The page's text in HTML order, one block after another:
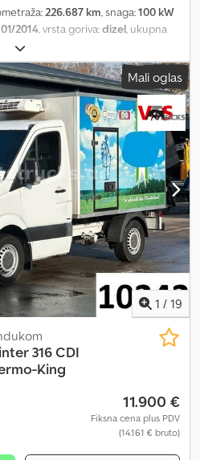
226.687 km, snaga:100 kW
01/2014, vrsta goriva:dizel, ukupna
prenosa:
Oprema:ABS, centralno
stabilnosti (ESP), filter za
NE RADI !!!!! 3 sedišta,
vozača, 6-brzinski ručni menjač,
podizači prozora, putni računar,
naslon za ruku, Euro5,
+ daljinski upravljač,
sveže robe, itd. Zadržavamo
greške. Prodaja samo
!!!! Šifra ključa 107 !!!!! Prednje
Iai Isx Amreck Test/probna vožnja
PO NALOGU KUPCA !!!!
Mali oglas
1 / 19
316 CDI
King
11.900 €
Fiksna cena plus PDV
(14.161 € bruto)